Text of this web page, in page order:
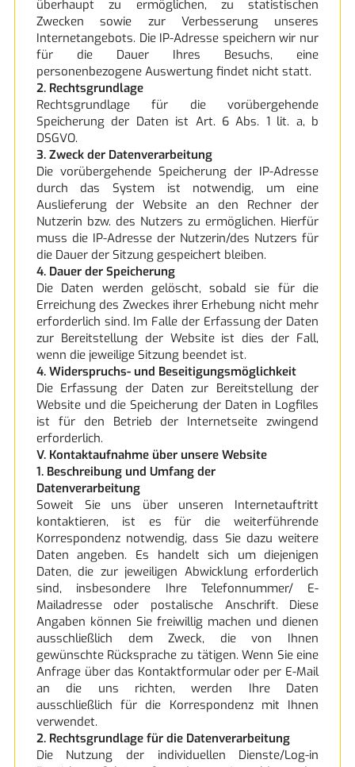
überhaupt zu ermöglichen, zu statistischen
Zwecken sowie zur Verbesserung unseres
Internetangebots. Die IP-Adresse speichern wir nur
für die Dauer Ihres Besuchs, eine
personenbezogene Auswertung findet nicht statt.
2. Rechtsgrundlage
Rechtsgrundlage für die vorübergehende
Speicherung der Daten ist Art. 6 Abs. 1 lit. a, b
DSGVO.
3. Zweck der Datenverarbeitung
Die vorübergehende Speicherung der IP-Adresse
durch das System ist notwendig, um eine
Auslieferung der Website an den Rechner der
Nutzerin bzw. des Nutzers zu ermöglichen. Hierfür
muss die IP-Adresse der Nutzerin/des Nutzers für
die Dauer der Sitzung gespeichert bleiben.
4. Dauer der Speicherung
Die Daten werden gelöscht, sobald sie für die
Erreichung des Zweckes ihrer Erhebung nicht mehr
erforderlich sind. Im Falle der Erfassung der Daten
zur Bereitstellung der Website ist dies der Fall,
wenn die jeweilige Sitzung beendet ist.
4. Widerspruchs- und Beseitigungsmöglichkeit
Die Erfassung der Daten zur Bereitstellung der
Website und die Speicherung der Daten in Logfiles
ist für den Betrieb der Internetseite zwingend
erforderlich.
V. Kontaktaufnahme über unsere Website
1. Beschreibung und Umfang der
Datenverarbeitung
Soweit Sie uns über unseren Internetauftritt
kontaktieren, ist es für die weiterführende
Korrespondenz notwendig, dass Sie dazu weitere
Daten angeben. Es handelt sich um diejenigen
Daten, die zur jeweiligen Abwicklung erforderlich
sind, insbesondere Ihre Telefonnummer/ E-
Mailadresse oder postalische Anschrift. Diese
Angaben können Sie freiwillig machen und dienen
ausschließlich dem Zweck, die von Ihnen
gewünschte Rücksprache zu tätigen. Wenn Sie eine
Anfrage über das Kontaktformular oder per E-Mail
an die uns richten, werden Ihre Daten
ausschließlich für die Korrespondenz mit Ihnen
verwendet.
2. Rechtsgrundlage für die Datenverarbeitung
Die Nutzung der individuellen Dienste/Log-in